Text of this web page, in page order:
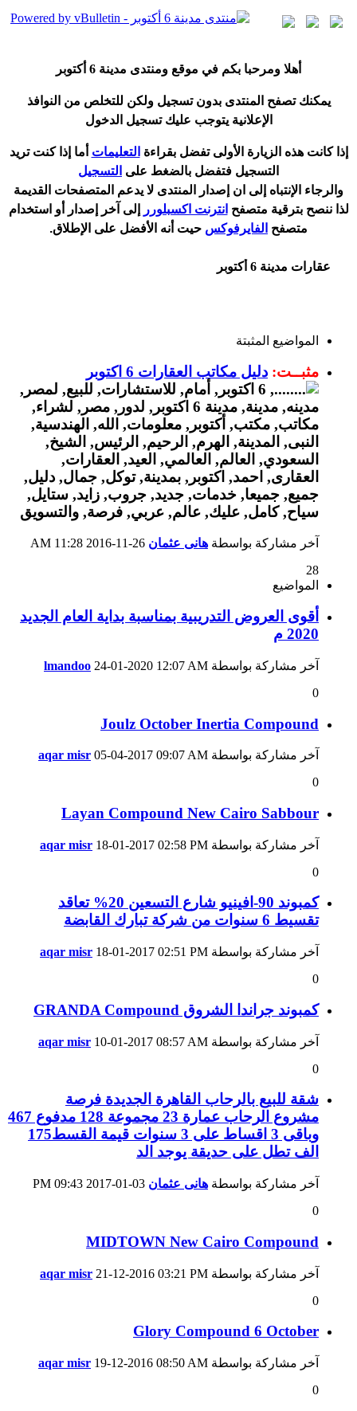
هلا ومرحبا بكم في موقع ومنتدى مدينة 6 أكتوبر
يمكنك تصفح المنتدى بدون تسجيل ولكن للتخلص من النوافذ
الإعلانية يتوجب عليك تسجيل الدخول
إذا كانت هذه الزيارة الأولى تفضل بقراءة التعليمات ما إذا كنت تريد
التسجيل فتفضل بالضغط على التسجيل
والرجاء الإنتباه إلى ان إصدار المنتدى لا يدعم المتصفحات القديمة
لذا ننصح بترقية متصفح انترنت اكسبلورر إلى آخر إصدار أو استخدام
متصفح الفايرفوكس حيت نه الأفضل على الإطلاق.
عقارات مدينة 6 أكتوبر
المواضيع المثبتة
مثبــت: دليل مكاتب العقارات 6 اكتوبر
آخر مشاركة بواسطة هانى عثمان
11:28 AM
28
المواضيع
أقوى العروض التدريبية بمناسبة بداية العام الجديد
2020 م
آخر مشاركة بواسطة lmandoo 24-01-2020 12:07 AM
0
Joulz October Inertia Compound
آخر مشاركة بواسطة aqar misr 05-04-2017 09:07 AM
0
Layan Compound New Cairo Sabbour
آخر مشاركة بواسطة aqar misr 18-01-2017 02:58 PM
0
كمبوند 90-افينيو شارع التسعين 20% تعاقد
تقسيط 6 سنوات من شركة تبارك القابضة
آخر مشاركة بواسطة aqar misr 18-01-2017 02:51 PM
0
كمبوند جراندا الشروق GRANDA Compound
آخر مشاركة بواسطة aqar misr 10-01-2017 08:57 AM
0
شقة للبيع بالرحاب القاهرة الجديدة فرصة
مشروع الرحاب عمارة 23 مجموعة 128 مدفوع 467
وباقى 3 اقساط على 3 سنوات قيمة القسط175
الف تطل على حديقة يوجد الد
آخر مشاركة بواسطة هانى عثمان
09:43 PM
0
MIDTOWN New Cairo Compound
آخر مشاركة بواسطة aqar misr 21-12-2016 03:21 PM
0
Glory Compound 6 October
آخر مشاركة بواسطة aqar misr 19-12-2016 08:50 AM
0